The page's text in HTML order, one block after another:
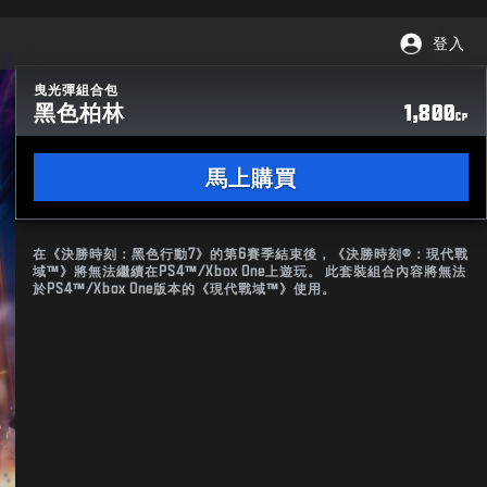
登入
曳光彈組合包
黑色柏林 1,800CP
馬上購買
在《決勝時刻：黑色行動7》的第6賽季結束後，《決勝時刻®：現代戰
域™》將無法繼續在PS4™/Xbox One上遊玩。 此套裝組合內容將無法
於PS4™/Xbox One版本的《現代戰域™》使用。